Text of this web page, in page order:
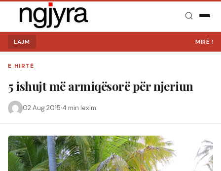
LAJM MIRË SE
E HIRTË
5 ishujt më armiqësorë për njeriun
02 Aug 2015·4 min lexim